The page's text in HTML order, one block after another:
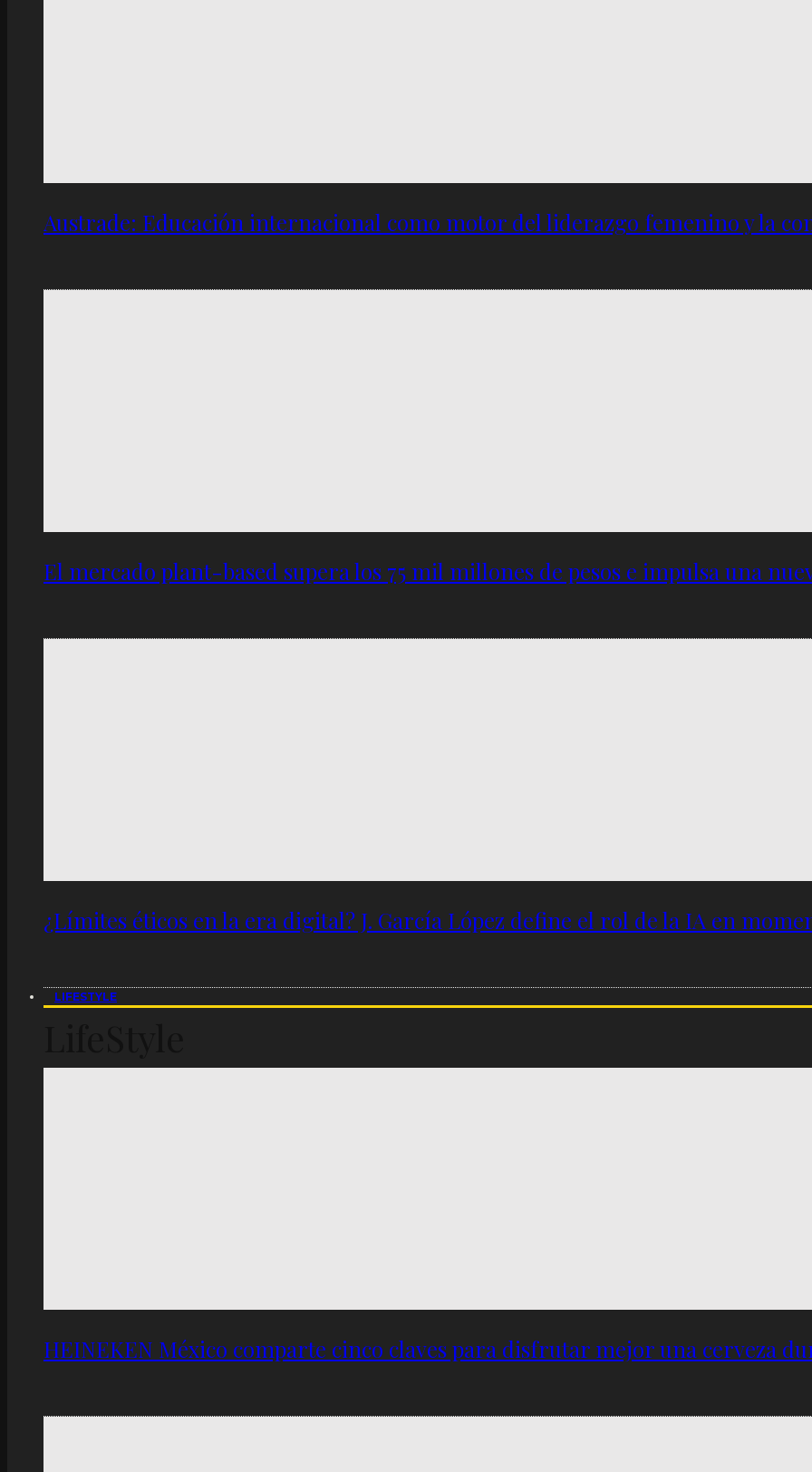
Austrade: Educación internacional como motor del liderazgo femenino y la
El mercado plant-based supera los 75 mil millones de pesos e impulsa una
¿Límites éticos en la era digital? J. García López define el rol de la IA en
LIFESTYLE
HEINEKEN México comparte cinco claves para disfrutar mejor una cerveza